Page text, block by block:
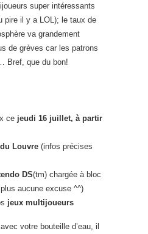
super intéressants
pire il y a LOL); le taux de
va grandement
de grèves car les patrons
Bref, que du bon!
ce jeudi 16 juillet, à partir
Louvre (infos précises
DS(tm) chargée à bloc
aucune excuse ^^)
jeux multijoueurs
votre bouteille d’eau, il